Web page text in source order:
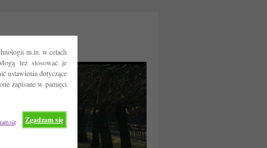
m.in. w celach
też stosować je
ustawienia dotyczące
zapisane w pamięci
Zgadzam się
się